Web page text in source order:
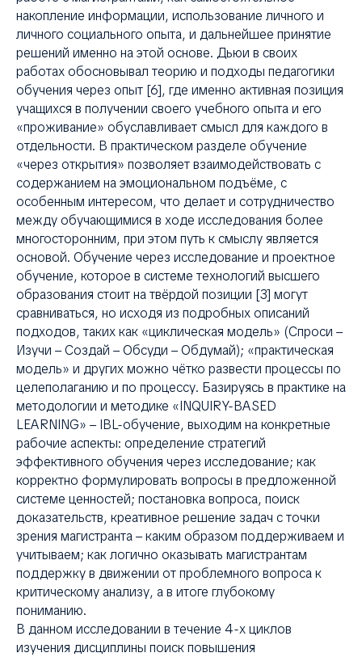
накопление информации, использование личного и
личного социального опыта, и дальнейшее принятие
решений именно на этой основе. Дьюи в своих
работах обосновывал теорию и подходы педагогики
обучения через опыт [6], где именно активная позиция
учащихся в получении своего учебного опыта и его
«проживание» обуславливает смысл для каждого в
отдельности. В практическом разделе обучение
«через открытия» позволяет взаимодействовать с
содержанием на эмоциональном подъёме, с
особенным интересом, что делает и сотрудничество
между обучающимися в ходе исследования более
многосторонним, при этом путь к смыслу является
основой. Обучение через исследование и проектное
обучение, которое в системе технологий высшего
образования стоит на твёрдой позиции [3] могут
сравниваться, но исходя из подробных описаний
подходов, таких как «циклическая модель» (Спроси –
Изучи – Создай – Обсуди – Обдумай); «практическая
модель» и других можно чётко развести процессы по
целеполаганию и по процессу. Базируясь в практике на
методологии и методике «INQUIRY-BASED
LEARNING» – IBL-обучение, выходим на конкретные
рабочие аспекты: определение стратегий
эффективного обучения через исследование; как
корректно формулировать вопросы в предложенной
системе ценностей; постановка вопроса, поиск
доказательств, креативное решение задач с точки
зрения магистранта – каким образом поддерживаем и
учитываем; как логично оказывать магистрантам
поддержку в движении от проблемного вопроса к
критическому анализу, а в итоге глубокому
пониманию.
В данном исследовании в течение 4-х циклов
изучения дисциплины поиск повышения